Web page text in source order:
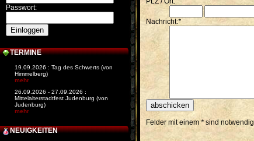
Passwort:
TERMINE
19.09.2026 : Tag des Schwerts (von
Himmelberg)
mehr
26.09.2026 - 27.09.2026 :
Mittelalterstadtfest Judenburg (von
Judenburg)
mehr
NEUIGKEITEN
Nachricht:*
Felder mit einem*sind notwendig.